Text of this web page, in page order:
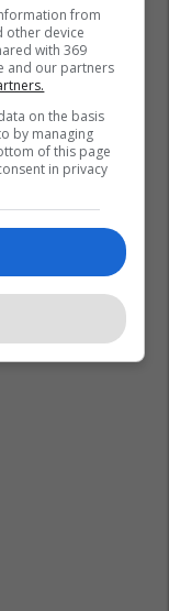
from
other device
with 369
and our partners
on the basis
by managing
of this page
in privacy